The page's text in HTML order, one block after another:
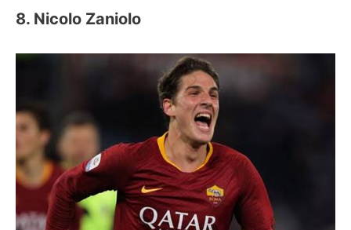
8. Nicolo Zaniolo